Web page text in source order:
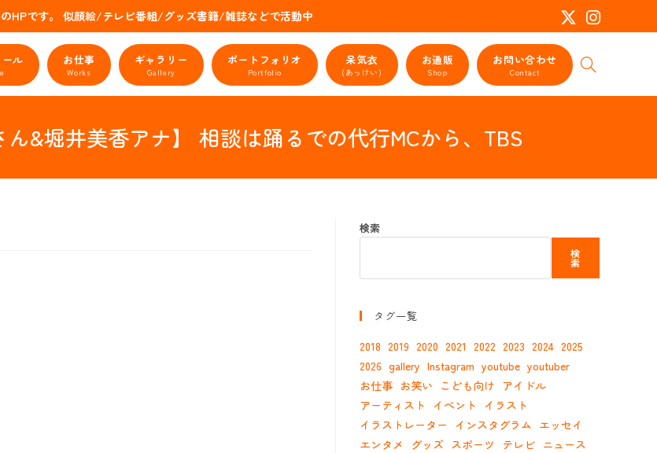
HPです。 似顔絵/テレビ番組/グッズ書籍/雑誌などで活動中
ル お仕事
Works
ギャラリー
Gallery
ポートフォリオ
Portfolio
呆気衣
(あっけい)
お通販
Shop
お問い合わせ
Contact
ウ
検
&堀井美香アナ】 相談は踊るでの代行MCから、TBS
検索
検
索
タグ一覧
2018 2019 2020 2021 2022 2023 2024 2025
2026 gallery Instagram youtube youtuber
お仕事 お笑い こども向け アイドル
アーティスト
イベント
イラスト
イラストレーター
インスタグラム エッセイ
エンタメ
グッズ スポーツ テレビ ニュース